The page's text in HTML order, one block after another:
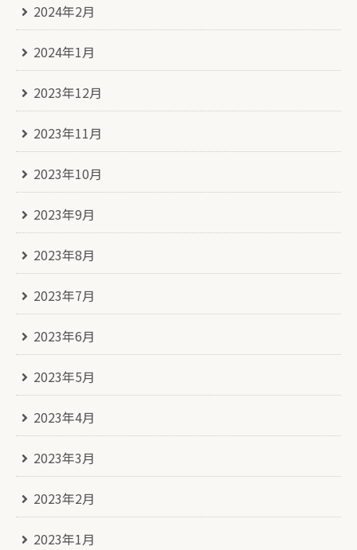
2024年2月
2024年1月
2023年12月
2023年11月
2023年10月
2023年9月
2023年8月
2023年7月
2023年6月
2023年5月
2023年4月
2023年3月
2023年2月
2023年1月